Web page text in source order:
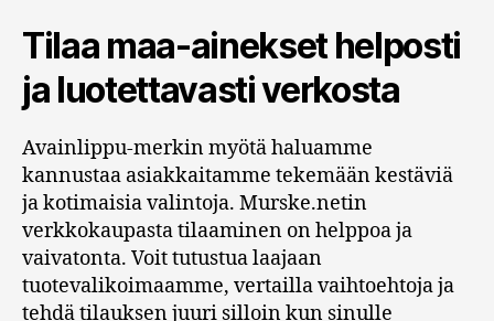
Tilaa maa-ainekset helposti
ja luotettavasti verkosta
Avainlippu-merkin myötä haluamme
kannustaa asiakkaitamme tekemään kestäviä
ja kotimaisia valintoja. Murske.netin
verkkokaupasta tilaaminen on helppoa ja
vaivatonta. Voit tutustua laajaan
tuotevalikoimaamme, vertailla vaihtoehtoja ja
tehdä tilauksen juuri silloin kun sinulle